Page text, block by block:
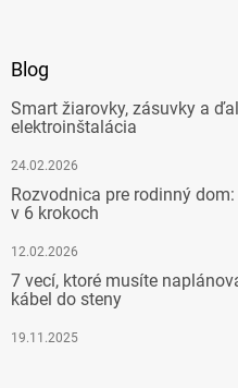
Blog
Smart žiarovky, zásuvky a
elektroinštalácia
24.02.2026
Rozvodnica pre rodinný
v 6 krokoch
12.02.2026
7 vecí, ktoré musíte
kábel do steny
19.11.2025